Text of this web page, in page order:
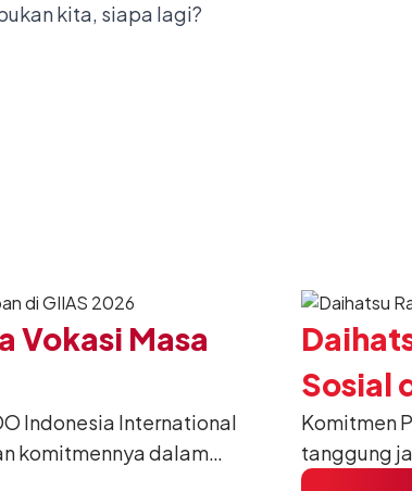
kita, siapa lagi?
Vokasi Masa
Indonesia International
komitmennya dalam
Manusia) melalui
Sosial
Komitmen
tanggung